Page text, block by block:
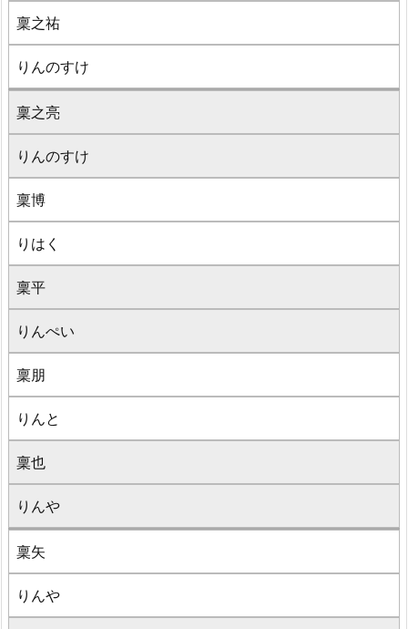
稟之祐
りんのすけ
稟之亮
りんのすけ
稟博
りはく
稟平
りんぺい
稟朋
りんと
稟也
りんや
稟矢
りんや